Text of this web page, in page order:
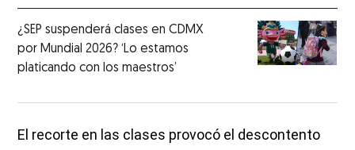
¿SEP suspenderá clases en CDMX
por Mundial 2026? ‘Lo estamos
platicando con los maestros’
El recorte en las clases provocó el descontento